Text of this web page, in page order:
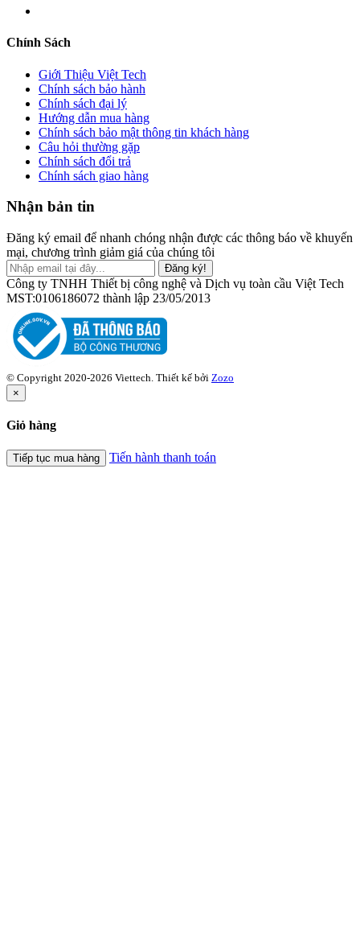
Chính Sách
Giới Thiệu Việt Tech
Chính sách bảo hành
Chính sách đại lý
Hướng dẫn mua hàng
Chính sách bảo mật thông tin khách hàng
Câu hỏi thường gặp
Chính sách đổi trả
Chính sách giao hàng
Nhận bản tin
Đăng ký email để nhanh chóng nhận được các thông báo về khuyến
mại, chương trình giảm giá của chúng tôi
Đăng ký!
Công ty TNHH Thiết bị công nghệ và Dịch vụ toàn cầu Việt Tech
MST:0106186072 thành lập 23/05/2013
© Copyright 2020-2026 Viettech. Thiết kế bởi Zozo
×
Giỏ hàng
Tiếp tục mua hàng Tiến hành thanh toán